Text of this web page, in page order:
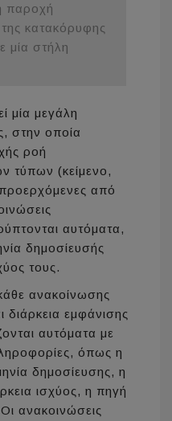
παροχή
κατακόρυφης
μία στήλη
μία μεγάλη
στην οποία
ροή
τύπων (κείμενο,
προερχόμενες από
αυτόματα,
δημοσίευσής
τους.
ανακοίνωσης
εμφάνισης
αυτόματα με
όπως η
δημοσίευσης, η
ισχύος, η πηγή
ανακοινώσεις